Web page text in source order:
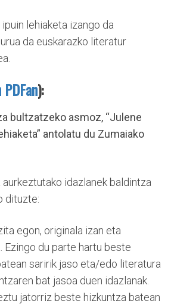
lehiaketa izango da
da euskarazko literatur
):
bultzatzeko asmoz, “Julene
antolatu du Zumaiako
idazlanek baldintza
dituzte:
egon, originala izan eta
Ezingo du parte hartu beste
saririk jaso eta/edo literatura
bat jasoa duen idazlanak.
jatorriz beste hizkuntza batean